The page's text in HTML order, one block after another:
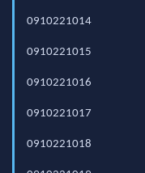
0910221014
0910221015
0910221016
0910221017
0910221018